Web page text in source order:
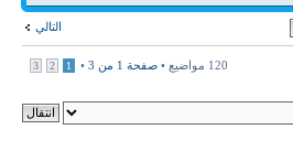
التالي
120 مواضيع • صفحة 1 من 3
•
1
2
3